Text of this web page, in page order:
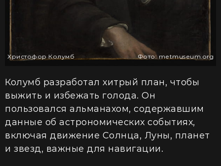
Христофор Колумб Фото: metmuseum.org
Колумб разработал хитрый план, чтобы
выжить и избежать голода. Он
пользовался альманахом, содержавшим
данные об астрономических событиях,
включая движение Солнца, Луны, планет
и звезд, важные для навигации.